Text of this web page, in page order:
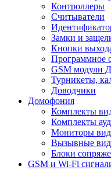
Контроллеры
Считыватели
Замки и
Кнопки
Программное
GSM модули
Турникеты,
Доводчики
Домофония
Комплекты
Комплекты
Мониторы
Вызывные
Блоки
GSM и Wi-Fi